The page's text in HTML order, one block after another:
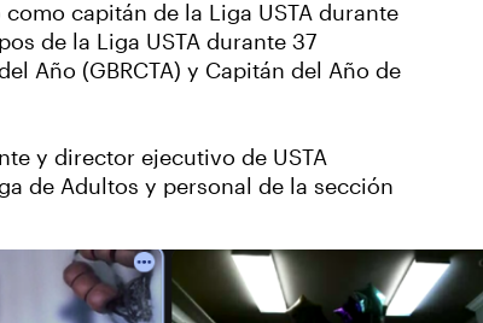
capitán de la Liga USTA durante
de la Liga USTA durante 37
Año (GBRCTA) y Capitán del Año de
y director ejecutivo de USTA
de Adultos y personal de la sección